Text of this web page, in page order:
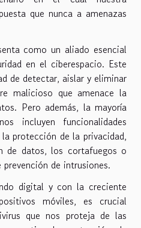
que nunca a amenazas
como un aliado esencial
en el ciberespacio. Este
de detectar, aislar y eliminar
malicioso que amenace la
Pero además, la mayoría
incluyen funcionalidades
protección de la privacidad,
de datos, los cortafuegos o
de intrusiones.
digital y con la creciente
móviles, es crucial
que nos proteja de las